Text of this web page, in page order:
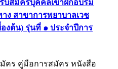
รับสมัครบุคคลเข้าฝึกอบรม
ง สาขาการพยาบาลเวช
งต้น) รุ่นที่ ๑ ประจำปีการ
คร คู่มือการสมัคร หนังสือ